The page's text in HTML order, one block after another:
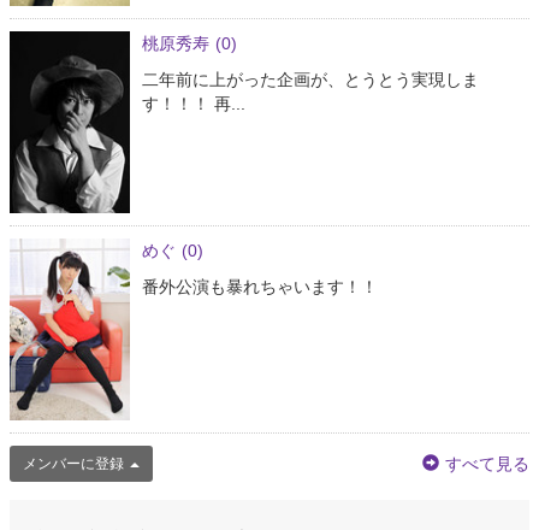
桃原秀寿 (0)
二年前に上がった企画が、とうとう実現しま
す！！！ 再...
めぐ (0)
番外公演も暴れちゃいます！！
メンバーに登録 すべて見る